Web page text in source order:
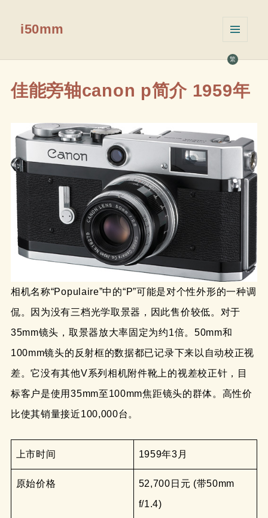
繁
i50mm
挂件
佳能旁轴canon p简介 1959年
相机名称“Populaire”中的“P”可能是对个性外形的一种调
侃。因为没有三档光学取景器，因此售价较低。对于
35mm镜头，取景器放大率固定为约1倍。50mm和
100mm镜头的反射框的数据都已记录下来以自动校正视
差。它没有其他V系列相机附件靴上的视差校正针，目
标客户是使用35mm至100mm焦距镜头的群体。高性价
比使其销量接近100,000台。
上市时间 1959年3月
原始价格
52,700日元 (带50mm
f/1.4)